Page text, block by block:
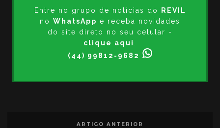
Entre no grupo de notícias do
REVIL
no WhatsApp e receba novidades
do site direto no seu celular -
clique aqui
(44) 99812-9682
ARTIGO ANTERIOR